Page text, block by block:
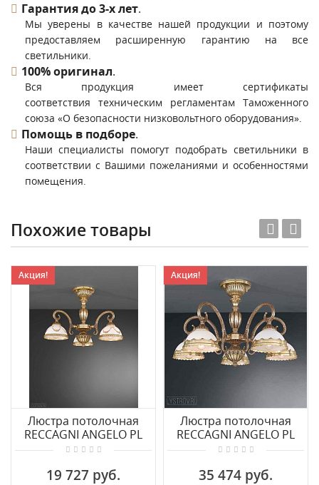
Гарантия до 3-х лет.
Мы уверены в качестве нашей продукции и поэтому
предоставляем расширенную гарантию на все
светильники.
100% оригинал.
Вся продукция имеет сертификаты
соответствия техническим регламентам Таможенного
союза «О безопасности низковольтного оборудования».
Помощь в подборе.
Наши специалисты помогут подобрать светильники в
соответствии с Вашими пожеланиями и особенностями
помещения.
Похожие товары
Акция!
Люстра потолочная
RECCAGNI ANGELO PL
8120/3
19 727 руб.
Акция!
Люстра потолочная
RECCAGNI ANGELO PL
7980/5
35 474 руб.